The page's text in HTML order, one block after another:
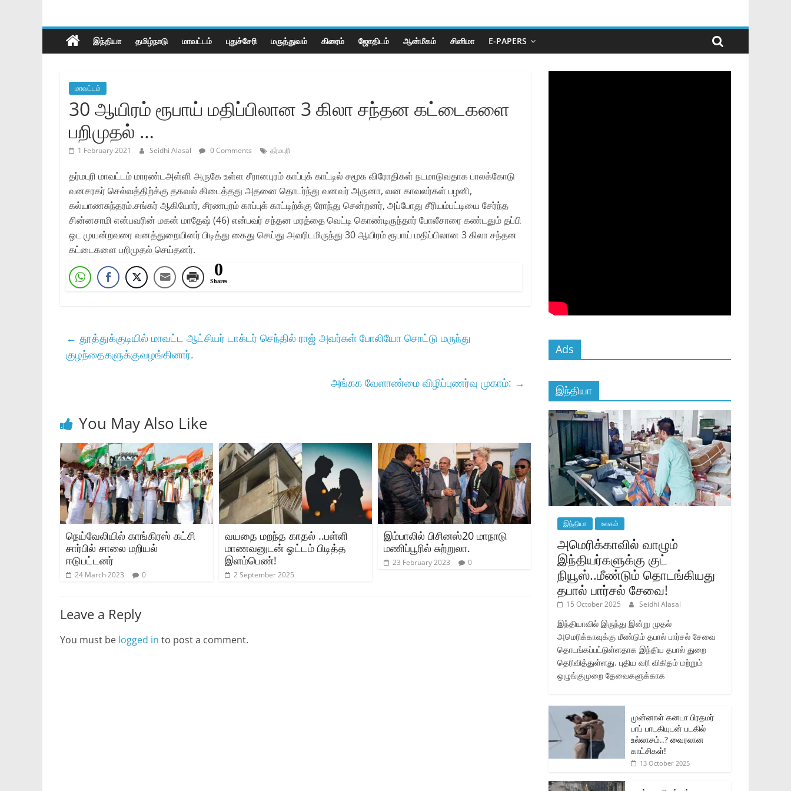
இந்தியா தமிழ்நாடு மாவட்டம் புதுச்சேரி மருத்துவம் கிரைம் ஜோ‌திட‌ம் ஆன்மீகம் சினிமா E-PAPERS
மாவட்டம்
30 ஆயிரம் ரூபாய் மதிப்பிலான 3 கிலா சந்தன கட்டைகளை
பறிமுதல் …
1 February 2021 Seidhi Alasal 0 Comments தர்மபுரி
தர்மபுரி மாவட்டம் மாரண்டஅள்ளி அருகே உள்ள சீரானபுரம் காப்புக் காட்டில் சமூக விரோதிகள் நடமாடுவதாக பாலக்கோடு
வனசரகர் செல்வத்திற்க்கு தகவல் கிடைத்தது அதனை தொடர்ந்து வனவர் அருனா, வன காவலர்கள் பழனி,
கல்யாணசுந்தரம்.சங்கர் ஆகியோர், சீரணபுரம் காப்புக் காட்டிற்க்கு ரோந்து சென்றனர், அப்போது சீரியம்பட்டியை சேர்ந்த
சின்னசாமி என்பவரின் மகன் மாதேஷ் (46) என்பவர் சந்தன மரத்தை வெட்டி கொண்டிருந்தார் போலீசாரை கண்டதும் தப்பி
ஒட முயன்றவரை வனத்துறையினர் பிடித்து கைது செய்து அவரிடமிருந்து 30 ஆயிரம் ரூபாய் மதிப்பிலான 3 கிலா சந்தன
கட்டைகளை பறிமுதல் செய்தனர்.
0
Shares
← தூத்துக்குடியில் மாவட்ட ஆட்சியர் டாக்டர் செந்தில் ராஜ் அவர்கள் போலியோ சொட்டு மருந்து
குழந்தைகளுக்குவழங்கினார்.
அங்கக வேளாண்மை விழிப்புணர்வு முகாம்: →
You May Also Like
நெய்வேலியில் காங்கிரஸ் கட்சி
சார்பில் சாலை மறியல்
ஈடுபட்டனர்
24 March 2023 0
வயதை மறந்த காதல் ..பள்ளி
மாணவனுடன் ஓட்டம் பிடித்த
இளம்பெண்!
2 September 2025
இம்பாலில் பிசினஸ்20 மாநாடு
மணிப்பூரில் சுற்றுலா.
23 February 2023 0
Leave a Reply
You must be logged in to post a comment.
Ads
இந்தியா
இந்தியா உலகம்
அமெரிக்காவில் வாழும்
இந்தியர்களுக்கு குட்
நியூஸ்..மீண்டும் தொடங்கியது
தபால் பார்சல் சேவை!
15 October 2025 Seidhi Alasal
இந்தியாவில் இருந்து இன்று முதல்
அமெரிக்காவுக்கு மீண்டும் தபால் பார்சல் சேவை
தொடங்கப்பட்டுள்ளதாக இந்திய தபால் துறை
தெரிவித்துள்ளது. புதிய வரி விகிதம் மற்றும்
ஒழுங்குமுறை தேவைகளுக்காக
முன்னாள் கனடா பிரதமர்
பாப் பாடகியுடன் படகில்
உல்லாசம்..? வைரலான
காட்சிகள்!
13 October 2025